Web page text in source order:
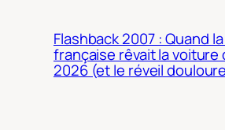
Flashback 2007 : Quand
française rêvait la voiture
2026 (et le réveil